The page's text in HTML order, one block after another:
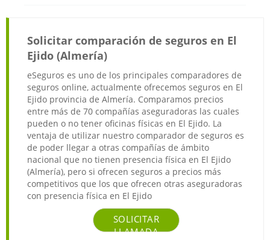
Solicitar comparación de seguros en El
Ejido (Almería)
eSeguros es uno de los principales comparadores de
seguros online, actualmente ofrecemos seguros en El
Ejido provincia de Almería. Comparamos precios
entre más de 70 compañías aseguradoras las cuales
pueden o no tener oficinas físicas en El Ejido. La
ventaja de utilizar nuestro comparador de seguros es
de poder llegar a otras compañías de ámbito
nacional que no tienen presencia física en El Ejido
(Almería), pero si ofrecen seguros a precios más
competitivos que los que ofrecen otras aseguradoras
con presencia física en El Ejido
SOLICITAR
LLAMADA